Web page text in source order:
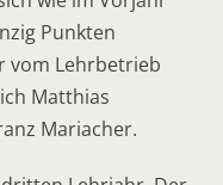
Punkten
vom Lehrbetrieb
Matthias
Mariacher.